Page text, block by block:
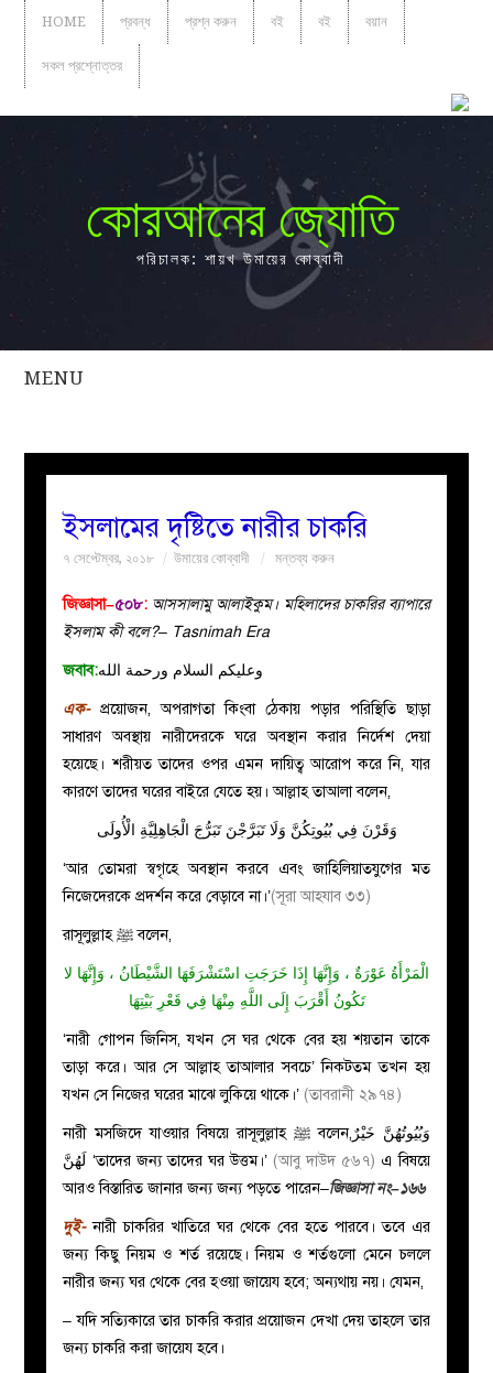
HOME প্রবন্ধ প্রশ্ন করুন বই বই বয়ান
সকল প্রশ্নোত্তর
কোরআনের জ্যোতি
পরিচালক: শায়খ উমায়ের কোব্বাদী
MENU
সকল
বয়ান
নারীদের
ইসলাহী
মজলিস
করুন
ইসলামের দৃষ্টিতে নারীর চাকরি
৭ সেপ্টেম্বর, ২০১৮ উমায়ের কোব্বাদী মন্তব্য করুন
জিজ্ঞাসা–৫০৮: আসসালামু আলাইকুম। মহিলাদের চাকরির ব্যাপারে
ইসলাম কী বলে?– Tasnimah Era
জবাব:وعليكم السلام ورحمة الله
এক-প্রয়োজন, অপরাগতা কিংবা ঠেকায় পড়ার পরিস্থিতি ছাড়া
সাধারণ অবস্থায় নারীদেরকে ঘরে অবস্থান করার নির্দেশ দেয়া
হয়েছে। শরীয়ত তাদের ওপর এমন দায়িত্ব আরোপ করে নি, যার
কারণে তাদের ঘরের বাইরে যেতে হয়। আল্লাহ তাআলা বলেন,
وَقَرْنَ فِي بُيُوتِكُنَّ وَلَا تَبَرَّجْنَ تَبَرُّجَ الْجَاهِلِيَّةِ الْأُولَى
‘আর তোমরা স্বগৃহে অবস্থান করবে এবং জাহিলিয়াতযুগের মত
নিজেদেরকে প্রদর্শন করে বেড়াবে না।’(সূরা আহযাব ৩৩)
রাসূলুল্লাহ ﷺ বলেন,
الْمَرْأَةُ عَوْرَةٌ ، وَإِنَّهَا إِذَا خَرَجَتِ اسْتَشْرَفَهَا الشَّيْطَانُ ، وَإِنَّهَا لا
تَكُونُ أَقْرَبَ إِلَى اللَّهِ مِنْهَا فِي قَعْرِ بَيْتِهَا
‘নারী গোপন জিনিস, যখন সে ঘর থেকে বের হয় শয়তান তাকে
তাড়া করে। আর সে আল্লাহ তাআলার সবচে’ নিকটতম তখন হয়
যখন সে নিজের ঘরের মাঝে লুকিয়ে থাকে।’ (তাবরানী ২৯৭৪)
নারী মসজিদে যাওয়ার বিষয়ে রাসূলুল্লাহ ﷺ বলেন,وَبُيُوتُهُنَّ خَيْرٌ
لَهُنَّ ‘তাদের জন্য তাদের ঘর উত্তম।’ (আবু দাউদ ৫৬৭) এ বিষয়ে
আরও বিস্তারিত জানার জন্য জন্য পড়তে পারেন–জিজ্ঞাসা নং–১৬৬
দুই-নারী চাকরির খাতিরে ঘর থেকে বের হতে পারবে। তবে এর
জন্য কিছু নিয়ম ও শর্ত রয়েছে। নিয়ম ও শর্তগুলো মেনে চললে
নারীর জন্য ঘর থেকে বের হওয়া জায়েয হবে; অন্যথায় নয়। যেমন,
– যদি সত্যিকারে তার চাকরি করার প্রয়োজন দেখা দেয় তাহলে তার
জন্য চাকরি করা জায়েয হবে।